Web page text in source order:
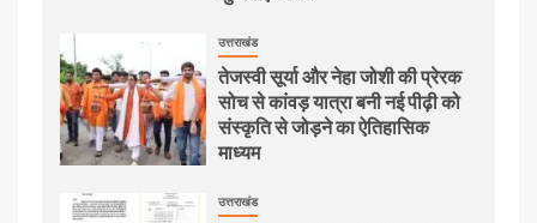
उत्तराखंड
तेजस्वी सूर्या और नेहा जोशी की प्रेरक
सोच से कांवड़ यात्रा बनी नई पीढ़ी को
संस्कृति से जोड़ने का ऐतिहासिक
माध्यम
उत्तराखंड